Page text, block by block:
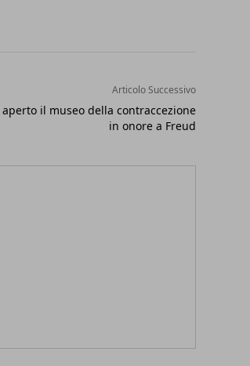
Articolo Successivo
aperto il museo della contraccezione
in onore a Freud